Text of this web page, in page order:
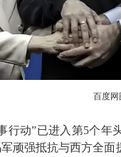
百度网
行动”已进入第5个年
顽强抵抗与西方全